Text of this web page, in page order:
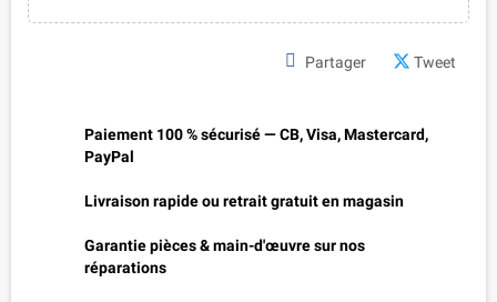
Partager Tweet
Paiement 100 % sécurisé — CB, Visa, Mastercard,
PayPal
Livraison rapide ou retrait gratuit en magasin
Garantie pièces & main-d'œuvre sur nos
réparations